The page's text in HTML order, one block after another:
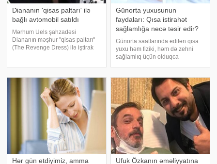
Diananın 'qisas paltarı' ilə
bağlı avtomobil satıldı
Mərhum Uels şahzadəsi
Diananın məşhur "qisas paltarı"
(The Revenge Dress) ilə iştirak
hərracda 66 min 250 funt-sterlinq
Günorta yuxusunun
faydaları: Qısa istirahət
sağlamlığa necə təsir edir?
Günorta saatlarında edilən qısa
yuxu həm fiziki, həm də zehni
sağlamlıq üçün olduqca
15-30 dəqiqəlik istirahət enerji
səviyyəsini artırmağa və diqqəti
toplamağ
Hər gün etdiyimiz, amma
Ufuk Özkanın əməliyyatına